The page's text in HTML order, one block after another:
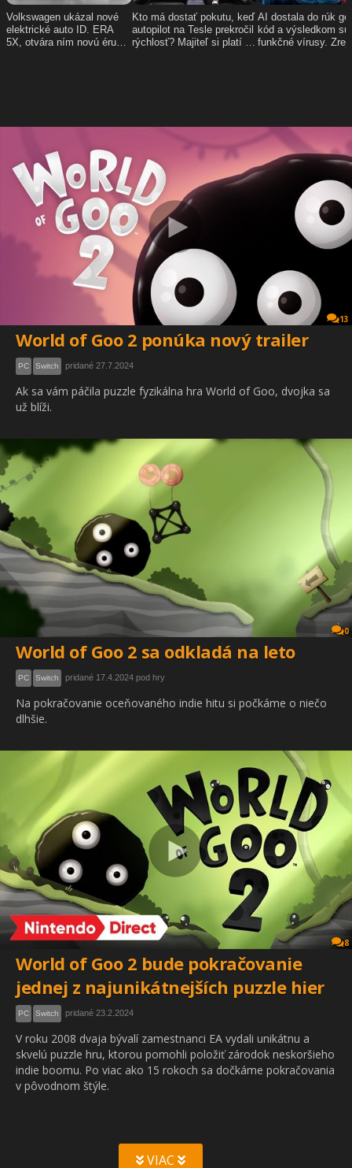
13
World of Goo 2 ponúka nový trailer
PC Switch pridané 27.7.2024
Ak sa vám páčila puzzle fyzikálna hra World of Goo, dvojka sa
už blíži.
0
World of Goo 2 sa odkladá na leto
PC Switch pridané 17.4.2024 pod hry
Na pokračovanie oceňovaného indie hitu si počkáme o niečo
dlhšie.
8
World of Goo 2 bude pokračovanie
jednej z najunikátnejších puzzle hier
PC Switch pridané 23.2.2024
V roku 2008 dvaja bývalí zamestnanci EA vydali unikátnu a
skvelú puzzle hru, ktorou pomohli položiť zárodok neskoršieho
indie boomu. Po viac ako 15 rokoch sa dočkáme pokračovania
v pôvodnom štýle.
VIAC